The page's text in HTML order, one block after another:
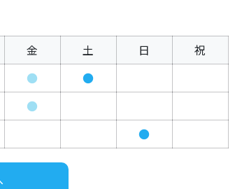
金 土 日 祝
● ●
●
●